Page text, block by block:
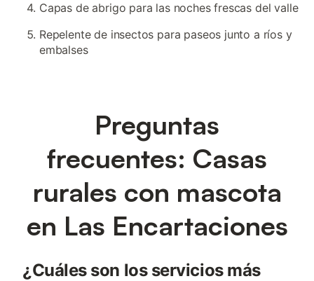
Capas de abrigo para las noches frescas del valle
Repelente de insectos para paseos junto a ríos y
embalses
Preguntas
frecuentes: Casas
rurales con mascota
en Las Encartaciones
¿Cuáles son los servicios más